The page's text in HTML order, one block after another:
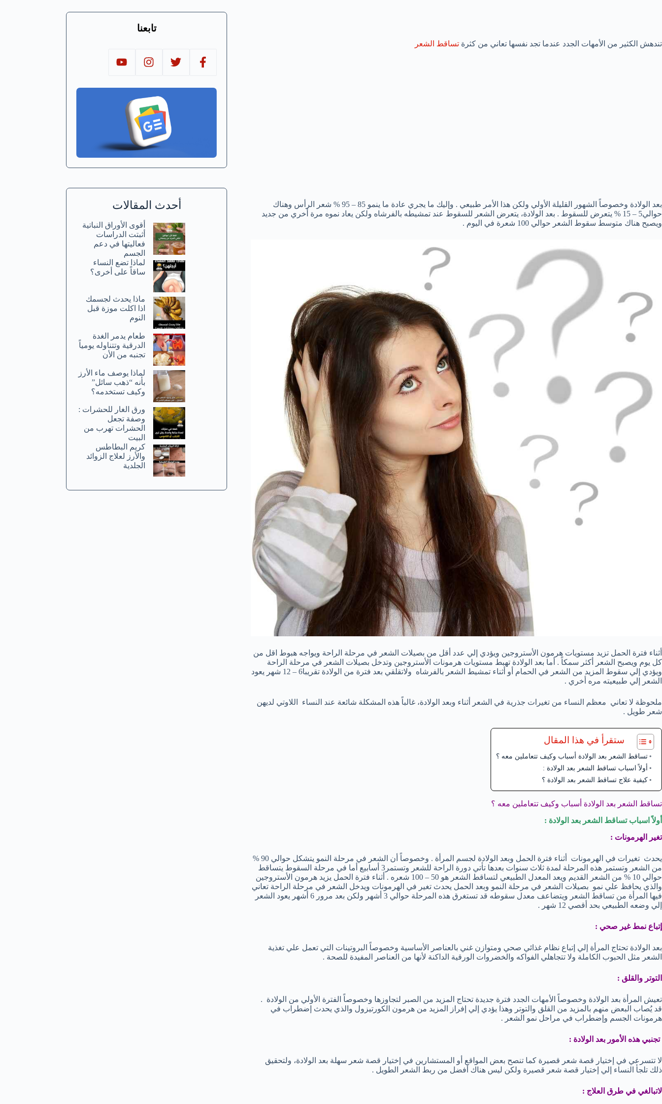
تندهش الكثير من الأمهات الجدد عندما تجد نفسها تعاني من كثرة تساقط الشعر
بعد الولادة وخصوصاً الشهور القليلة الأولي ولكن هذا الأمر طبيعي . وإليك ما يجري عادة ما ينمو 85 – 95 % شعر الرأس وهناك
حوالي5 – 15 % يتعرض للسقوط . بعد الولادة، يتعرض الشعر للسقوط عند تمشيطه بالفرشاه ولكن يعاد نموه مرة أخري من جديد
ويصبح هناك متوسط سقوط الشعر حوالي 100 شعرة في اليوم .
أثناء فترة الحمل تزيد مستويات هرمون الأستروجين ويؤدي إلي عدد أقل من بصيلات الشعر في مرحلة الراحة ويواجه هبوط اقل من
كل يوم ويصبح الشعر أكثر سمكاً . أما بعد الولادة تهبط مستويات هرمونات الأستروجين وتدخل بصيلات الشعر في مرحلة الراحة
ويؤدي إلي سقوط المزيد من الشعر في الحمام أو أثناء تمشيط الشعر بالفرشاه ولاتقلقي بعد فترة من الولادة تقريبا6 – 12 شهر يعود
الشعر إلي طبيعيته مره أخري .
ملحوظة لا تعاني معظم النساء من تغيرات جذرية في الشعر أثناء وبعد الولادة، غالباً هذه المشكلة شائعة عند النساء اللاوتي لديهن
شعر طويل .
ستقرأ في هذا المقال
تساقط الشعر بعد الولادة أسباب وكيف تتعاملين معه ؟
أولاً اسباب تساقط الشعر بعد الولادة :
كيفية علاج تساقط الشعر بعد الولادة ؟
تساقط الشعر بعد الولادة أسباب وكيف تتعاملين معه ؟
أولاً اسباب تساقط الشعر بعد الولادة :
تغير الهرمونات :
يحدث تغيرات في الهرمونات أثناء فترة الحمل وبعد الولادة لجسم المرأة . وخصوصاً أن الشعر في مرحلة النمو يتشكل حوالي 90 %
من الشعر وتستمر هذه المرحلة لمدة ثلاث سنوات بعدها تأتي دورة الراحة للشعر وتستمر3 أسابيع أما في مرحلة السقوط يتساقط
حوالي 10 % من الشعر القديم ويعد المعدل الطبيعي لتساقط الشعر هو 50 – 100 شعره . أثناء فترة الحمل يزيد هرمون الأستروجين
والذي يحافظ علي نمو بصيلات الشعر في مرحلة النمو وبعد الحمل يحدث تغير في الهرمونات ويدخل الشعر في مرحلة الراحة تعاني
فيها المرأة من تساقط الشعر ويتضاعف معدل سقوطه قد تستغرق هذه المرحلة حوالي 3 أشهر ولكن بعد مرور 6 أشهر يعود الشعر
إلي وضعه الطبيعي بحد أقصي 12 شهر .
إتباع نمط غير صحي :
بعد الولادة تحتاج المرأة إلي إتباع نظام غذائي صحي ومتوازن غني بالعناصر الأساسية وخصوصاً البروتينات التي تعمل علي تغذية
الشعر مثل الحبوب الكاملة ولا تتجاهلي الفواكه والخضروات الورقية الداكنة لأنها من العناصر المفيدة للصحة .
التوتر والقلق :
تعيش المرأة بعد الولادة وخصوصاً الأمهات الجدد فترة جديدة تحتاج المزيد من الصبر لتجاوزها وخصوصاً الفترة الأولي من الولادة .
قد يُصاب البعض منهم بالمزيد من القلق والتوتر وهذا يؤدي إلي إفراز المزيد من هرمون الكورتيزول والذي يحدث إضطراب في
هرمونات الجسم وإضطراب في مراحل نمو الشعر .
تجنبي هذه الأمور بعد الولادة :
لا تتسرعي في إختيار قصة شعر قصيرة كما تنصح بعض المواقع أو المستشارين في إختيار قصة شعر سهلة بعد الولادة، ولتحقيق
ذلك تلجأ النساء إلي إختيار قصة شعر قصيرة ولكن ليس هناك أفضل من ربط الشعر الطويل .
لاتبالغي في طرق العلاج :
تابعنا
أحدث المقالات
أقوى الأوراق النباتية
أثبتت الدراسات
فعاليتها في دعم
الجسم
لماذا تضع النساء
ساقاً على أخرى؟
ماذا يحدث لجسمك
اذا اكلت موزة قبل
النوم
طعام يدمر الغدة
الدرقية وتتناوله يومياً
تجنبه من الأن
لماذا يوصف ماء الأرز
بأنه “ذهب سائل”
وكيف تستخدمه؟
ورق الغار للحشرات :
وصفة تجعل
الحشرات تهرب من
البيت
كريم البطاطس
والأرز لعلاج الزوائد
الجلدية